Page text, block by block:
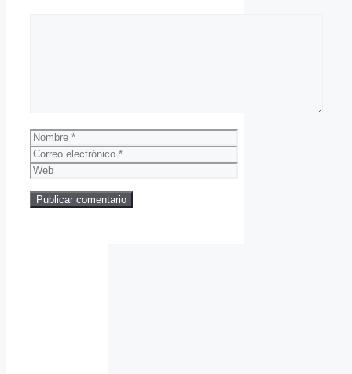
Nombre
Correo
electrónico
Web